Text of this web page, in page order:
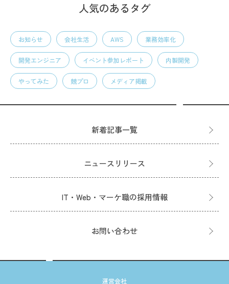
人気のあるタグ
お知らせ 会社生活 AWS 業務効率化
開発エンジニア イベント参加レポート 内製開発
やってみた 競プロ メディア掲載
新着記事一覧
ニュースリリース
IT・Web・マーケ職の採用情報
お問い合わせ
運営会社